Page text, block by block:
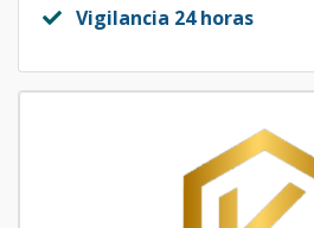
Vigilancia 24 horas